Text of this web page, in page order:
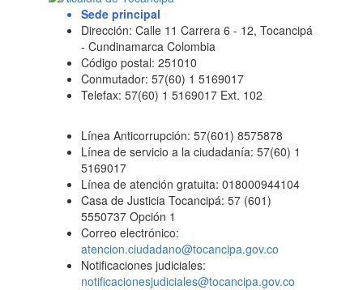
Sede principal
Dirección: Calle 11 Carrera 6 - 12, Tocancipá
- Cundinamarca Colombia
Código postal: 251010
Conmutador: 57(60) 1 5169017
Telefax: 57(60) 1 5169017 Ext. 102
Línea Anticorrupción: 57(601) 8575878
Línea de servicio a la ciudadanía: 57(60) 1
5169017
Línea de atención gratuita: 018000944104
Casa de Justicia Tocancipá: 57 (601)
5550737 Opción 1
Correo electrónico:
atencion.ciudadano@tocancipa.gov.co
Notificaciones judiciales:
notificacionesjudiciales@tocancipa.gov.co